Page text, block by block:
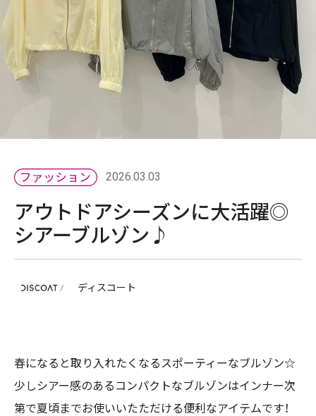
2026.03.03
アウトドアシーズンに大活躍◎
シアーブルゾン♪
ディスコート
春になると取り入れたくなるスポーティーなブルゾン☆
少しシアー感のあるコンパクトなブルゾンはインナー次
第で夏頃までお使いいたただける便利なアイテムです！